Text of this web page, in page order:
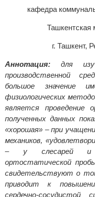
кафедра
Ташкентская
г. Ташкент,
Аннотация: для
производственной
большое значение
физиологических
является проведение
полученных данных
«хорошая» – при
механиков,
– у слесарей и
ортостатической
свидетельствуют о
приводит к
сердечно-